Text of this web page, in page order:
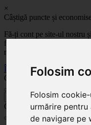
Folosim
Folosim
urmărire
de navigare pe
×
Câștigă puncte și
Fă-ți cont pe site-ul nostru
fiecare comandă! Cu cât
mult!
Înregistrează-te acum
Celoplast
Celoplast